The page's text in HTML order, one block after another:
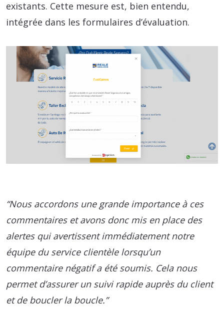
existants. Cette mesure est, bien entendu,
intégrée dans les formulaires d’évaluation.
“Nous accordons une grande importance à ces
commentaires et avons donc mis en place des
alertes qui avertissent immédiatement notre
équipe du service clientèle lorsqu’un
commentaire négatif a été soumis. Cela nous
permet d’assurer un suivi rapide auprès du client
et de boucler la boucle.”